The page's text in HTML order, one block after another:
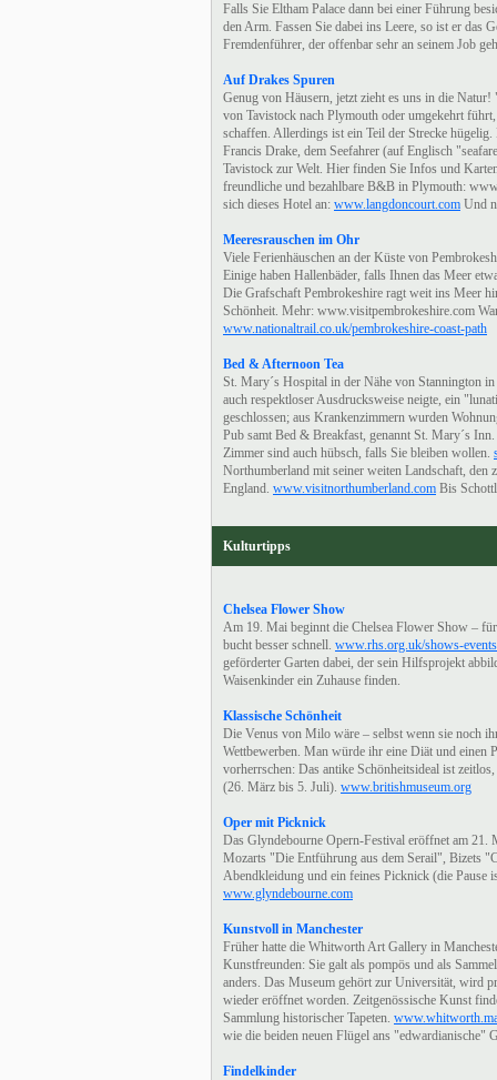
Falls Sie Eltham Palace dann bei einer Führung
den Arm. Fassen Sie dabei ins Leere, so ist er das
Fremdenführer, der offenbar sehr an seinem Job
Auf Drakes Spuren
Genug von Häusern, jetzt zieht es uns in die
von Tavistock nach Plymouth oder umgekehrt
schaffen. Allerdings ist ein Teil der Strecke
Francis Drake, dem Seefahrer (auf Englisch
Tavistock zur Welt. Hier finden Sie Infos und
freundliche und bezahlbare B&B in Plymouth:
sich dieses Hotel an: www.langdoncourt.com Und
Meeresrauschen im Ohr
Viele Ferienhäuschen an der Küste von
Einige haben Hallenbäder, falls Ihnen das Meer
Die Grafschaft Pembrokeshire ragt weit ins Meer
Schönheit. Mehr: www.visitpembrokeshire.com
www.nationaltrail.co.uk/pembrokeshire-coast-path
Bed & Afternoon Tea
St. Mary´s Hospital in der Nähe von Stannington
auch respektloser Ausdrucksweise neigte, ein
geschlossen; aus Krankenzimmern wurden
Pub samt Bed & Breakfast, genannt St. Mary´s
Zimmer sind auch hübsch, falls Sie bleiben wollen.
Northumberland mit seiner weiten Landschaft, den
England. www.visitnorthumberland.com Bis
Kulturtipps
Chelsea Flower Show
Am 19. Mai beginnt die Chelsea Flower Show –
bucht besser schnell. www.rhs.org.uk/shows-
geförderter Garten dabei, der sein Hilfsprojekt
Waisenkinder ein Zuhause finden.
Klassische Schönheit
Die Venus von Milo wäre – selbst wenn sie noch
Wettbewerben. Man würde ihr eine Diät und einen
vorherrschen: Das antike Schönheitsideal ist
(26. März bis 5. Juli). www.britishmuseum.org
Oper mit Picknick
Das Glyndebourne Opern-Festival eröffnet am 21.
Mozarts "Die Entführung aus dem Serail", Bizets
Abendkleidung und ein feines Picknick (die Pause
www.glyndebourne.com
Kunstvoll in Manchester
Früher hatte die Whitworth Art Gallery in
Kunstfreunden: Sie galt als pompös und als
anders. Das Museum gehört zur Universität, wird
wieder eröffnet worden. Zeitgenössische Kunst
Sammlung historischer Tapeten.
wie die beiden neuen Flügel ans "edwardianische"
Findelkinder